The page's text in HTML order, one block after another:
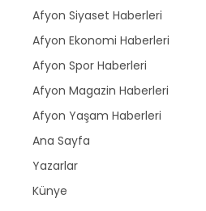
Afyon Siyaset Haberleri
Afyon Ekonomi Haberleri
Afyon Spor Haberleri
Afyon Magazin Haberleri
Afyon Yaşam Haberleri
Ana Sayfa
Yazarlar
Künye